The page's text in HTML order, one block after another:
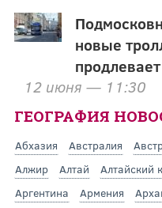
новые
12 июня — 11:30
ГЕОГРАФИЯ
Абхазия Австралия
Алжир
Алтай Алтайский
Аргентина
Армения